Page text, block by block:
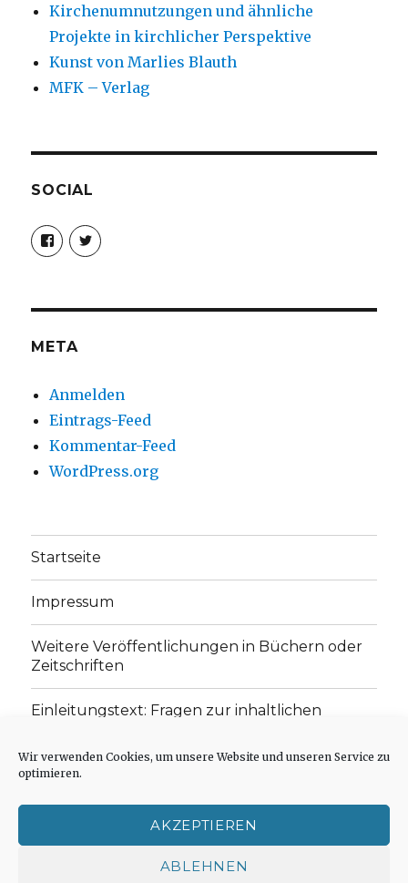
Wir verwenden Cookies, um unsere Website und unseren Service zu
optimieren.
AKZEPTIEREN
ABLEHNEN
Kirchenumnutzungen und ähnliche
Projekte in kirchlicher Perspektive
Kunst von Marlies Blauth
MFK – Verlag
SOCIAL
Profil
von
christoph.fleischer1
anzeigen
Profil
von
anzeigen
META
Anmelden
Eintrags-Feed
Kommentar-Feed
WordPress.org
Startseite
Impressum
Weitere Veröffentlichungen in Büchern oder
Zeitschriften
Einleitungstext: Fragen zur inhaltlichen
„schwachen Glaubens“
Cookie-Richtlinie (EU)